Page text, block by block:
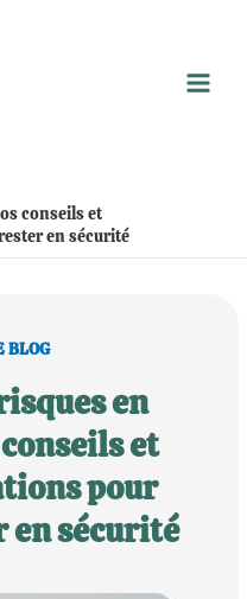
conseils et
en sécurité
BLOG
en
et
pour
sécurité